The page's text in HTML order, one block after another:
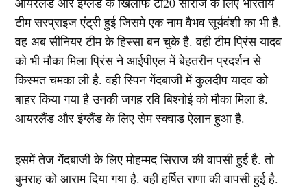
टीम सरप्राइज एंट्री हुई जिसमे एक नाम वैभव सूर्यवंशी का भी है.
वह अब सीनियर टीम के हिस्सा बन चुके है. वही टीम प्रिंस यादव
को भी मौका मिला प्रिंस ने आईपीएल में बेहतरीन प्रदर्शन से
किस्मत चमका ली है. वही स्पिन गेंदबाजी में कुलदीप यादव को
बाहर किया गया है उनकी जगह रवि बिश्नोई को मौका मिला है.
आयरलैंड और इंग्लैंड के लिए सेम स्क्वाड ऐलान हुआ है.
इसमें तेज गेंदबाजी के लिए मोहम्मद सिराज की वापसी हुई है. तो
बुमराह को आराम दिया गया है. वही हर्षित राणा की वापसी हुई है.